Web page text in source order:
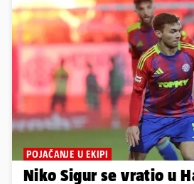
POJAČANJE U EKIPI
Niko Sigur se vratio u